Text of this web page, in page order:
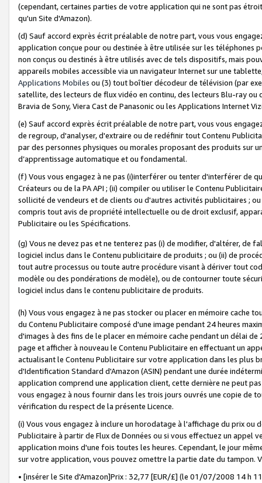
(cependant, certaines parties de votre application qui ne sont pas
qu'un Site d'Amazon).
(d) Sauf accord exprès écrit préalable de notre part, vous vous
application conçue pour ou destinée à être utilisée sur les téléphones
non conçus ou destinés à être utilisés avec de tels dispositifs, mais
appareils mobiles accessible via un navigateur Internet sur une
Applications Mobiles ou (3) tout boîtier décodeur de télévision (par
satellite, des lecteurs de flux vidéo en continu, des lecteurs Blu-ray
Bravia de Sony, Viera Cast de Panasonic ou les Applications Internet
(e) Sauf accord exprès écrit préalable de notre part, vous vous
de regroup, d'analyser, d'extraire ou de redéfinir tout Contenu
par des personnes physiques ou morales proposant des produits sur
d’apprentissage automatique et ou fondamental.
(f) Vous vous engagez à ne pas (i)interférer ou tenter d'interférer de
Créateurs ou de la PA API ; (ii) compiler ou utiliser le Contenu
sollicité de vendeurs et de clients ou d'autres activités publicitaires ;
compris tout avis de propriété intellectuelle ou de droit exclusif,
Publicitaire ou les Spécifications.
(g) Vous ne devez pas et ne tenterez pas (i) de modifier, d'altérer, de
logiciel inclus dans le Contenu publicitaire de produits ; ou (ii) de
tout autre processus ou toute autre procédure visant à dériver tout
modèle ou des pondérations de modèle), ou de contourner toute
logiciel inclus dans le contenu publicitaire de produits.
(h) Vous vous engagez à ne pas stocker ou placer en mémoire cache
du Contenu Publicitaire composé d'une image pendant 24 heures
d'images à des fins de le placer en mémoire cache pendant un délai
page et afficher à nouveau le Contenu Publicitaire en effectuant un
actualisant le Contenu Publicitaire sur votre application dans les plus
d'Identification Standard d'Amazon (ASIN) pendant une durée
application comprend une application client, cette dernière ne peut
vous engagez à nous fournir dans les trois jours ouvrés une copie de
vérification du respect de la présente Licence.
(i) Vous vous engagez à inclure un horodatage à l'affichage du prix
Publicitaire à partir de Flux de Données ou si vous effectuez un appel
application moins d'une fois toutes les heures. Cependant, le jour
sur votre application, vous pouvez omettre la partie date du tampon.
• [insérer le Site d'Amazon]Prix : 32,77 [EUR/£] (le 01/07/2008 14 h